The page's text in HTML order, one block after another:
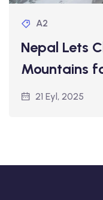
A2
Nepal Lets
Mountains
21 Eyl, 2025